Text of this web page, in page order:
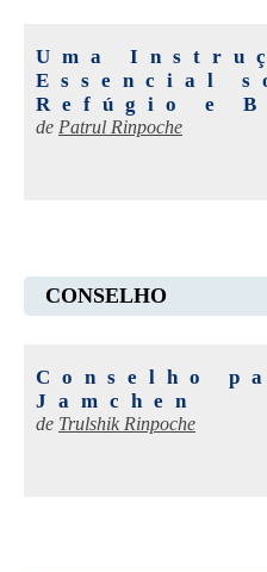
Uma
Essencial
Refúgio e
de Patrul Rinpoche
CONSELHO
Conselho
Jamchen
de Trulshik Rinpoche